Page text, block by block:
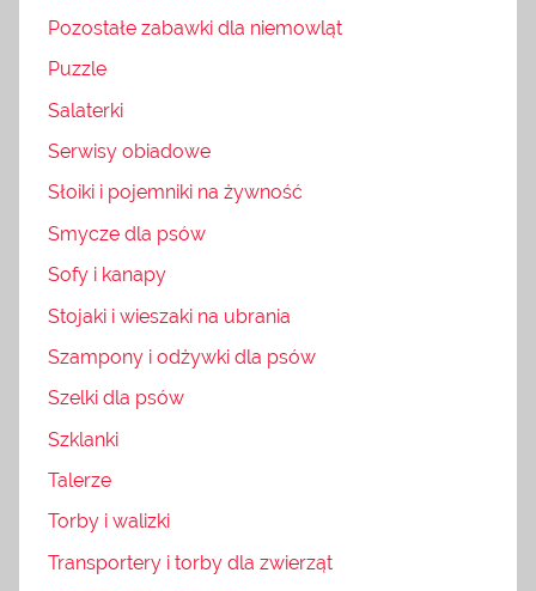
Pozostałe zabawki dla niemowląt
Puzzle
Salaterki
Serwisy obiadowe
Słoiki i pojemniki na żywność
Smycze dla psów
Sofy i kanapy
Stojaki i wieszaki na ubrania
Szampony i odżywki dla psów
Szelki dla psów
Szklanki
Talerze
Torby i walizki
Transportery i torby dla zwierząt